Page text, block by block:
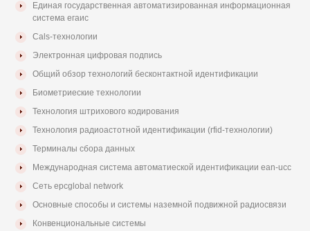
Единая государственная автоматизированная информационная
система егаис
Cals-технологии
Электронная цифровая подпись
Общий обзор технологий бесконтактной идентификации
Биометриеские технологии
Технология штрихового кодирования
Технология радиоастотной идентификации (rfid-технологии)
Терминалы сбора данных
Международная система автоматиеской идентификации ean-ucc
Сеть epcglobal network
Основные способы и системы наземной подвижной радиосвязи
Конвенциональные системы